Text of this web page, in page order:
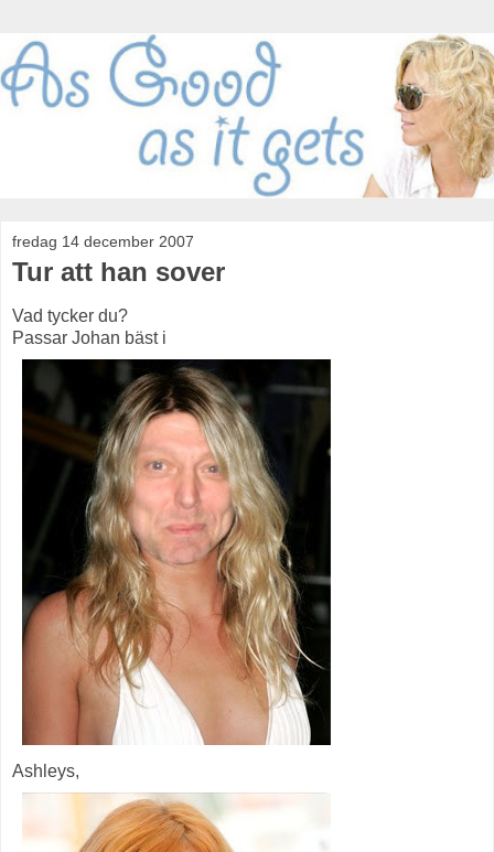
fredag 14 december 2007
Tur att han sover
Vad tycker du?
Passar Johan bäst i
Ashleys,